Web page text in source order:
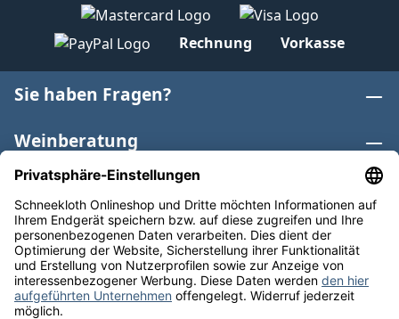
Rechnung Vorkasse
Sie haben Fragen?
Weinberatung
Informationen
Weinkategorien
Internationaler Wein